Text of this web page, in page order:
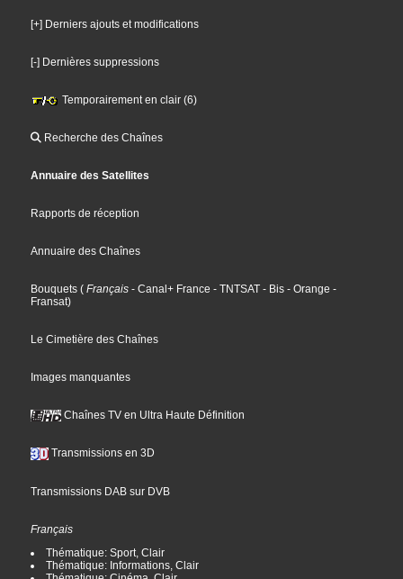
[+] Derniers ajouts et modifications
[-] Dernières suppressions
Temporairement en clair (6)
Recherche des Chaînes
Annuaire des Satellites
Rapports de réception
Annuaire des Chaînes
Bouquets ( Français - Canal+ France - TNTSAT - Bis - Orange -
Fransat)
Le Cimetière des Chaînes
Images manquantes
Chaînes TV en Ultra Haute Définition
Transmissions en 3D
Transmissions DAB sur DVB
Français
Thématique: Sport, Clair
Thématique: Informations, Clair